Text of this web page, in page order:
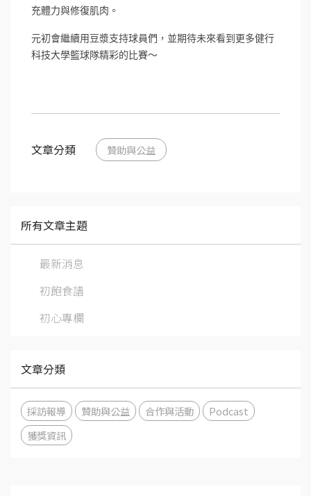
充體力與修復肌肉。
元初會繼續用豆漿支持球員們，並期待未來看到更多健行
科技大學籃球隊精彩的比賽～
文章分類 贊助與公益
所有文章主題
最新消息
初飽食譜
初心專欄
文章分類
採訪報導 贊助與公益 合作與活動
Podcast
獲獎資訊